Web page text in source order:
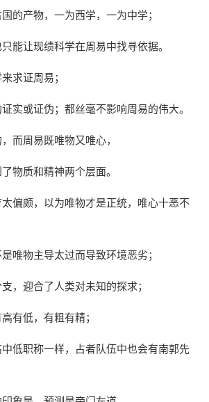
的产物，一为西学，一为中学；
能让现绩科学在周易中找寻依据。
求证周易；
实或证伪；都丝毫不影响周易的伟大。
而周易既唯物又唯心，
物质和精神两个层面。
偏颇，以为唯物才是正统，唯心十恶不
唯物主导太过而导致环境恶劣；
，迎合了人类对未知的探求；
有低，有粗有精；
低职称一样，占者队伍中也会有南郭先